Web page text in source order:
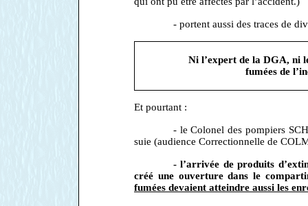
- portent aussi des traces de
Ni l’expert de la DGA, ni
fumées de
Et pourtant :
- le Colonel des pompiers
suie (audience Correctionnelle de
- l’arrivée de produits
créé une ouverture dans le
fumées devaient atteindre aussi les